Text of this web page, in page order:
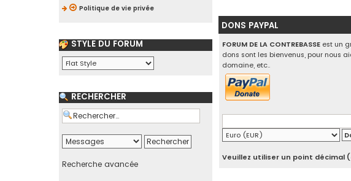
DONS PAYPAL
FORUM DE LA CONTREBASSE est un
dons sont les bienvenus, pour nous
domaine, etc..
Veuillez utiliser un point décimal
Politique de vie privée
STYLE DU FORUM
RECHERCHER
Recherche avancée